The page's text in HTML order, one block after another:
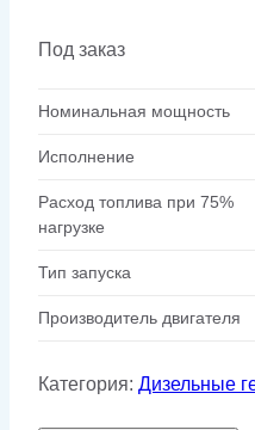
Под заказ
Номинальная мощность
Исполнение
Расход топлива при 75%
нагрузке
Тип запуска
Производитель двигателя
Категория: Дизельные